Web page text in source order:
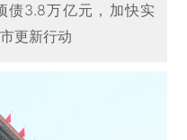
债3.8万亿元，加快实
更新行动